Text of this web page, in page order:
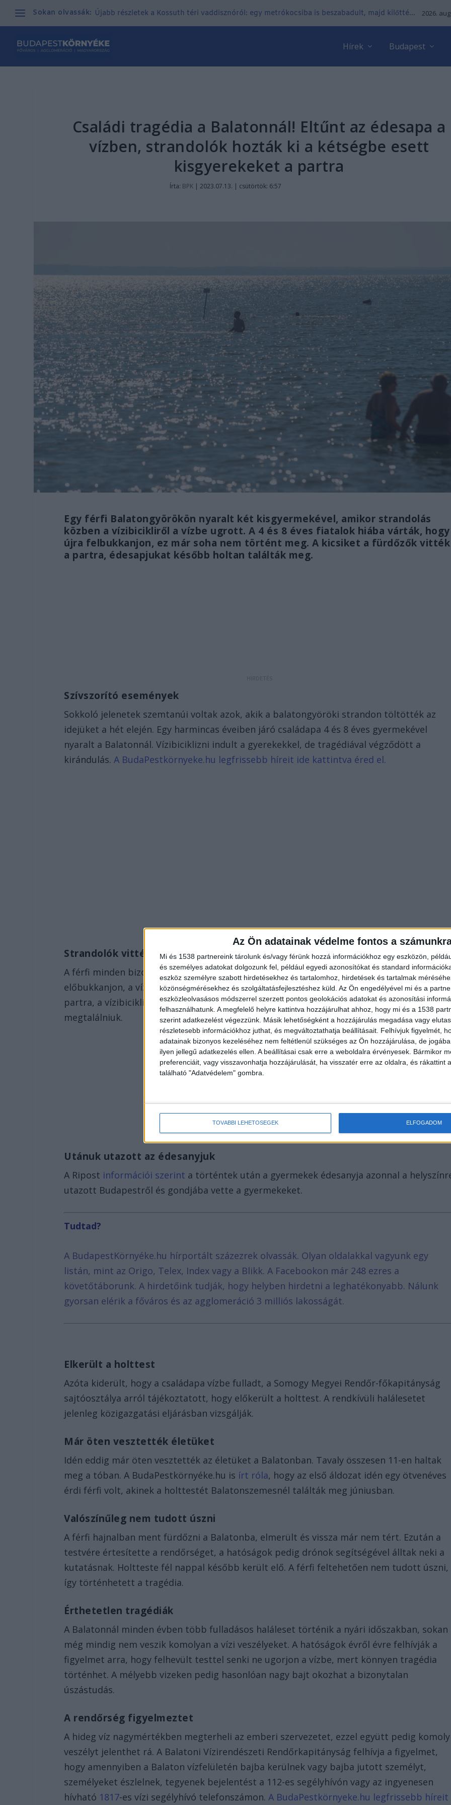
Az Ön adatainak védelme fontos a
Mi és 1538 partnereink tárolunk és/vagy férünk hozzá információkhoz egy eszközön,
és személyes adatokat dolgozunk fel, például egyedi azonosítókat és standard
eszköz személyre szabott hirdetésekhez és tartalomhoz, hirdetések és tartalmak
közönségmérésekhez és szolgáltatásfejlesztéshez küld. Az Ön engedélyével mi és a
eszközleolvasásos módszerrel szerzett pontos geolokációs adatokat és azonosítási
felhasználhatunk. A megfelelő helyre kattintva hozzájárulhat ahhoz, hogy mi és a 1538
szerint adatkezelést végezzünk. Másik lehetőségként a hozzájárulás megadása vagy
részletesebb információkhoz juthat, és megváltoztathatja beállításait. Felhívjuk figyelmét,
adatainak bizonyos kezeléséhez nem feltétlenül szükséges az Ön hozzájárulása, de
ilyen jellegű adatkezelés ellen. A beállításai csak erre a weboldalra érvényesek. Bármikor
preferenciáit, vagy visszavonhatja hozzájárulását, ha visszatér erre az oldalra, és rákattint
található "Adatvédelem" gombra.
TOVÁBBI LEHETŐSÉGEK ELFOGADOM
Sokan olvassák: Újabb részletek a Kossuth téri vaddisznóról: egy metrókocsiba is beszabadult, majd kilőtté... 2026.
Hírek Budapest
Családi tragédia a Balatonnál! Eltűnt az édesapa a
vízben, strandolók hozták ki a kétségbe esett
kisgyerekeket a partra
Írta: BPK |2023.07.13. | csütörtök: 6:57
Egy férfi Balatongyörökön nyaralt két kisgyermekével, amikor strandolás
közben a vízibicikliről a vízbe ugrott. A 4 és 8 éves fiatalok hiába várták, hogy
újra felbukkanjon, ez már soha nem történt meg. A kicsiket a fürdőzők vitték
a partra, édesapjukat később holtan találták meg.
Szívszorító események
Sokkoló jelenetek szemtanúi voltak azok, akik a balatongyöröki strandon töltötték az
idejüket a hét elején. Egy harmincas éveiben járó családapa 4 és 8 éves gyermekével
nyaralt a Balatonnál. Vízibiciklizni indult a gyerekekkel, de tragédiával végződött a
kirándulás.A BudaPestkörnyeke.hu legfrissebb híreit ide kattintva éred el.
Strandolók vitték ki a gyerekeket
A férfi minden bizonnyal felhevült testtel ugrott a vízbe. A gyerekek hiába várták, hogy
előbukkanjon, a víz alatt eltűnt. A kétségbeesett kicsiket a strandolók hozták ki a vízből
partra, a vízibiciklivel együtt. Az apukát próbálták megkeresni, de nem sikerült
megtalálniuk.
Utánuk utazott az édesanyjuk
A Ripost információi szerint a történtek után a gyermekek édesanyja azonnal a
utazott Budapestről és gondjába vette a gyermekeket.
Tudtad?
A BudapestKörnyéke.hu hírportált százezrek olvassák. Olyan oldalakkal vagyunk egy
listán, mint az Origo, Telex, Index vagy a Blikk. A Facebookon már 248 ezres a
követőtáborunk. A hirdetőink tudják, hogy helyben hirdetni a leghatékonyabb. Nálunk
gyorsan elérik a főváros és az agglomeráció 3 milliós lakosságát.
Elkerült a holttest
Azóta kiderült, hogy a családapa vízbe fulladt, a Somogy Megyei Rendőr-főkapitányság
sajtóosztálya arról tájékoztatott, hogy előkerült a holttest. A rendkívüli halálesetet
jelenleg közigazgatási eljárásban vizsgálják.
Már öten vesztették életüket
Idén eddig már öten vesztették az életüket a Balatonban. Tavaly összesen 11-en haltak
meg a tóban. A BudaPestkörnyéke.hu is írt róla, hogy az első áldozat idén egy ötvenéves
érdi férfi volt, akinek a holttestét Balatonszemesnél találták meg júniusban.
Valószínűleg nem tudott úszni
A férfi hajnalban ment fürdőzni a Balatonba, elmerült és vissza már nem tért. Ezután a
testvére értesítette a rendőrséget, a hatóságok pedig drónok segítségével álltak neki a
kutatásnak. Holtteste fél nappal később került elő. A férfi feltehetően nem tudott úszni,
így történhetett a tragédia.
Érthetetlen tragédiák
A Balatonnál minden évben több fulladásos haláleset történik a nyári időszakban, sokan
még mindig nem veszik komolyan a vízi veszélyeket. A hatóságok évről évre felhívják a
figyelmet arra, hogy felhevült testtel senki ne ugorjon a vízbe, mert könnyen tragédia
történhet. A mélyebb vizeken pedig hasonlóan nagy bajt okozhat a bizonytalan
úszástudás.
A rendőrség figyelmeztet
A hideg víz nagymértékben megterheli az emberi szervezetet, ezzel együtt pedig komoly
veszélyt jelenthet rá. A Balatoni Vízirendészeti Rendőrkapitányság felhívja a figyelmet,
hogy amennyiben a Balaton vízfelületén bajba kerülnek vagy bajba jutott személyt,
személyeket észlelnek, tegyenek bejelentést a 112-es segélyhívón vagy az ingyenesen
hívható 1817-es vízi segélyhívó telefonszámon.A BudaPestkörnyeke.hu legfrissebb híreit